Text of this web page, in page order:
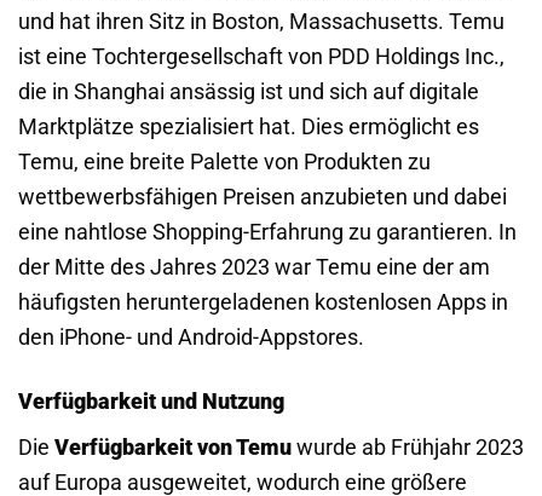
und hat ihren Sitz in Boston, Massachusetts. Temu
ist eine Tochtergesellschaft von PDD Holdings Inc.,
die in Shanghai ansässig ist und sich auf digitale
Marktplätze spezialisiert hat. Dies ermöglicht es
Temu, eine breite Palette von Produkten zu
wettbewerbsfähigen Preisen anzubieten und dabei
eine nahtlose Shopping-Erfahrung zu garantieren. In
der Mitte des Jahres 2023 war Temu eine der am
häufigsten heruntergeladenen kostenlosen Apps in
den iPhone- und Android-Appstores.
Verfügbarkeit und Nutzung
Die Verfügbarkeit von Temuwurde ab Frühjahr 2023
auf Europa ausgeweitet, wodurch eine größere